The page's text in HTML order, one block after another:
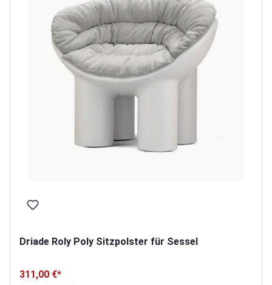
Driade Roly Poly Sitzpolster für Sessel
311,00 €*